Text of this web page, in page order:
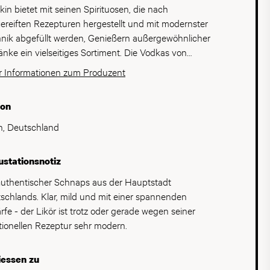
bietet mit seinen Spirituosen, die nach
Rezepturen hergestellt und mit modernster
abgefüllt werden, Genießern außergewöhnlicher
ein vielseitiges Sortiment. Die Vodkas von
wurden bereits am Zarenhof getrunken und
noch heute nach überlieferten Familienrezepten
Weinbrand und Kräuterlikören wird durch
Trendspirituosen komplettiert. Die begehrteste
Informationen zum Produzent
Deutschland
Schnaps aus der Hauptstadt
Klar, mild und mit einer spannenden
- der Likör ist trotz oder gerade wegen seiner
Rezeptur sehr modern.
zu